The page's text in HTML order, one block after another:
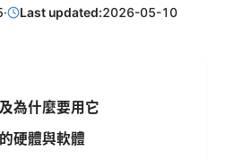
· Last updated:2026-05-10
為什麼要用它
硬體與軟體